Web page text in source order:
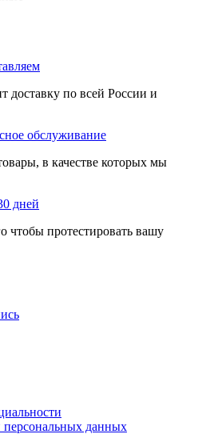
доставку по всей России и
обслуживание
в качестве которых мы
дней
чтобы протестировать вашу
персональных данных